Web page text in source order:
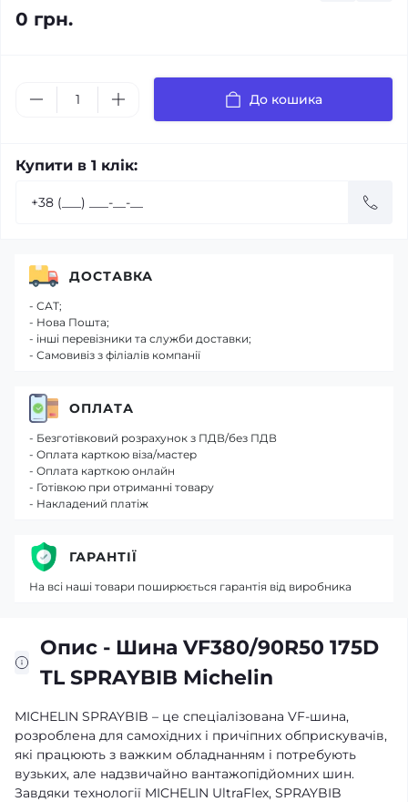
0 грн.
До кошика
Купити в 1 клік:
Опис - Шина VF380/90R50 175D
TL SPRAYBIB Michelin
MICHELIN SPRAYBIB – це спеціалізована VF-шина,
розроблена для самохідних і причіпних обприскувачів,
які працюють з важким обладнанням і потребують
вузьких, але надзвичайно вантажопідйомних шин.
Завдяки технології MICHELIN UltraFlex, SPRAYBIB
ДОСТАВКА
- САТ;
- Нова Пошта;
- інші перевізники та служби доставки;
- Самовивіз з філіалів компанії
ОПЛАТА
- Безготівковий розрахунок з ПДВ/без ПДВ
- Оплата карткою віза/мастер
- Оплата карткою онлайн
- Готівкою при отриманні товару
- Накладений платіж
ГАРАНТІЇ
На всі наші товари поширюється гарантія від виробника